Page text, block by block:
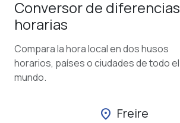
Conversor de diferencias
horarias
Compara la hora local en dos husos
horarios, países o ciudades de todo el
mundo.
location_on Freire